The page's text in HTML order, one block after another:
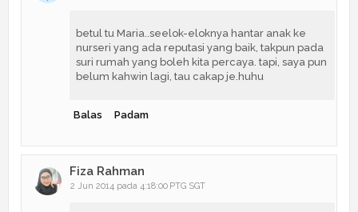
betul tu Maria..seelok-eloknya hantar anak ke
nurseri yang ada reputasi yang baik, takpun pada
suri rumah yang boleh kita percaya. tapi, saya pun
belum kahwin lagi, tau cakap je.huhu
Balas Padam
Fiza Rahman
2 Jun 2014 pada 4:18:00 PTG SGT